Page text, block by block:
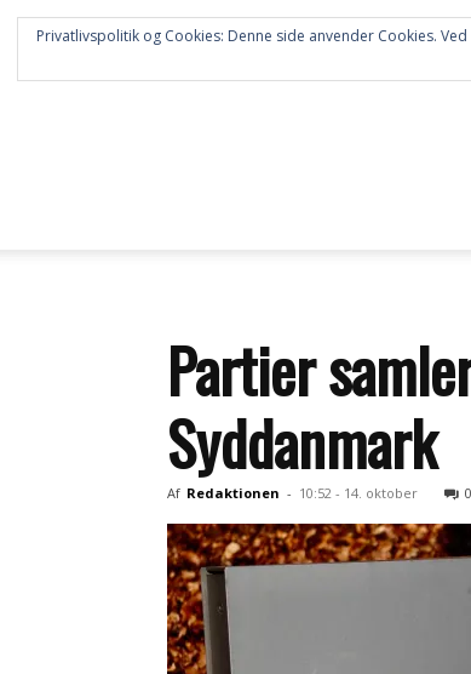
Partier
Syddanmark
Af Redaktionen - 10:52 - 14. oktober 0
Privatlivspolitik og Cookies: Denne side anvender Cookies.